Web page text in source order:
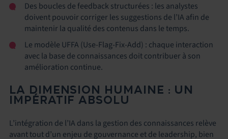
Des boucles de feedback structurées : les analystes
doivent pouvoir corriger les suggestions de l’IA afin de
maintenir la qualité des contenus dans le temps.
Le modèle UFFA (Use-Flag-Fix-Add) : chaque interaction
avec la base de connaissances doit contribuer à son
amélioration continue.
LA DIMENSION HUMAINE : UN
IMPÉRATIF ABSOLU
L’intégration de l’IA dans la gestion des connaissances relève
avant tout d’un enjeu de gouvernance et de leadership, bien